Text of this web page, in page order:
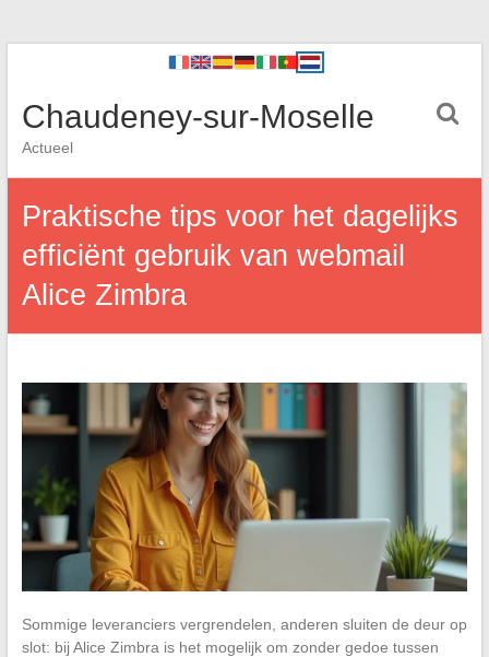
Chaudeney-sur-Moselle
Actueel
Praktische tips voor het dagelijks
efficiënt gebruik van webmail
Alice Zimbra
Sommige leveranciers vergrendelen, anderen sluiten de deur op
slot: bij Alice Zimbra is het mogelijk om zonder gedoe tussen